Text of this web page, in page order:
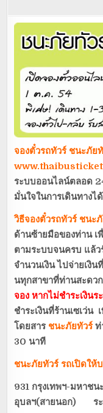
จองตั๋วรถทัวร์ ชนะภัย
ระบบออนไลน์ตลอด
มั่นใจในการเดินทาง
วิธีจองตั๋วรถทัวร์ ชนะ
ด้านซ้ายมือของท่าน เ
ตามระบบจนครบ แล้ว
จำนวนเงิน ไปจ่ายเงิน
นทุกสาขาที่ท่านสะดวก
จอง หากไม่ชำระเงิน
ชำระเงินที่ร้านเซเว่
โดยสาร ชนะภัยทัวร์ท่
30 นาที
ชนะภัยทัวร์รถเปิดให้
931 กรุงเทพฯ-มหาช
อุบลฯ(สายนอก) ระ